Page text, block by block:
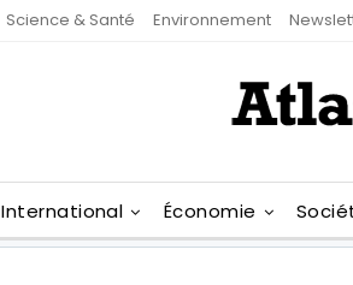
Science & Santé Environnement
International Économie